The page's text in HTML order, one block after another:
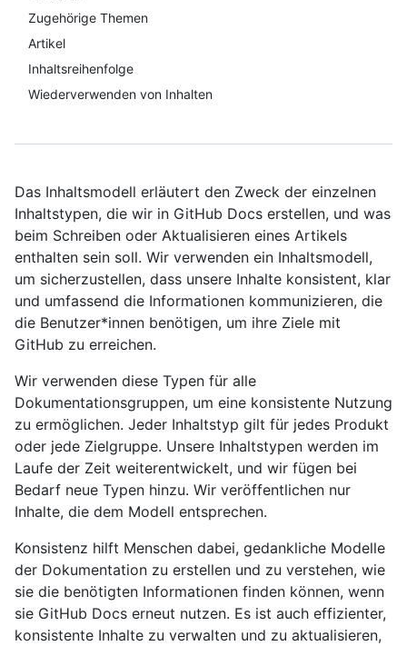
Zugehörige Themen
Artikel
Inhaltsreihenfolge
Wiederverwenden von Inhalten
Das Inhaltsmodell erläutert den Zweck der einzelnen
Inhaltstypen, die wir in GitHub Docs erstellen, und was
beim Schreiben oder Aktualisieren eines Artikels
enthalten sein soll. Wir verwenden ein Inhaltsmodell,
um sicherzustellen, dass unsere Inhalte konsistent, klar
und umfassend die Informationen kommunizieren, die
die Benutzer*innen benötigen, um ihre Ziele mit
GitHub zu erreichen.
Wir verwenden diese Typen für alle
Dokumentationsgruppen, um eine konsistente Nutzung
zu ermöglichen. Jeder Inhaltstyp gilt für jedes Produkt
oder jede Zielgruppe. Unsere Inhaltstypen werden im
Laufe der Zeit weiterentwickelt, und wir fügen bei
Bedarf neue Typen hinzu. Wir veröffentlichen nur
Inhalte, die dem Modell entsprechen.
Konsistenz hilft Menschen dabei, gedankliche Modelle
der Dokumentation zu erstellen und zu verstehen, wie
sie die benötigten Informationen finden können, wenn
sie GitHub Docs erneut nutzen. Es ist auch effizienter,
konsistente Inhalte zu verwalten und zu aktualisieren,